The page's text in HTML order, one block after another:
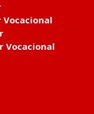
Vocacional
Vocacional